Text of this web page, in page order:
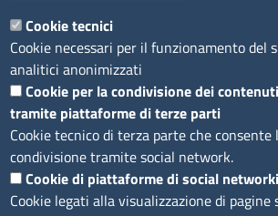
Footer
Feed RSS
Note legali
Privacy
Trattamento dei dati
Cookie
Dichiarazione di accessibilità
Obiettivi di accessibilità
Cookie tecnici
Cookie necessari per il funzionamento del
analitici anonimizzati
Cookie per la condivisione dei
tramite piattaforme di terze parti
Cookie tecnico di terza parte che consente
condivisione tramite social network.
Cookie di piattaforme di social
Cookie legati alla visualizzazione di